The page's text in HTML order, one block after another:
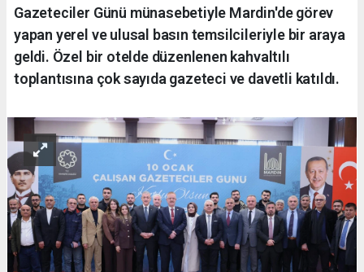
Gazeteciler Günü münasebetiyle Mardin'de görev
yapan yerel ve ulusal basın temsilcileriyle bir araya
geldi. Özel bir otelde düzenlenen kahvaltılı
toplantısına çok sayıda gazeteci ve davetli katıldı.